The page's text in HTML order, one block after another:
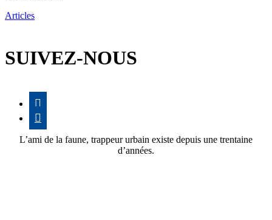
Articles
SUIVEZ-NOUS


L’ami de la faune, trappeur urbain existe depuis une trentaine
d’années.